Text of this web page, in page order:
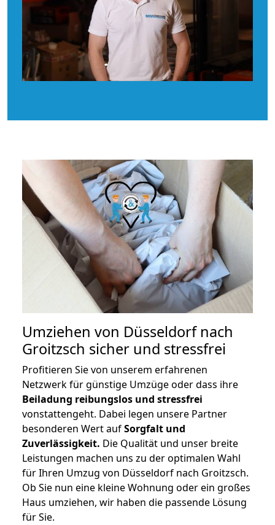
Umziehen von Düsseldorf nach
Groitzsch sicher und stressfrei
Profitieren Sie von unserem erfahrenen
Netzwerk für günstige Umzüge oder dass ihre
Beiladung reibungslos und stressfrei
vonstattengeht. Dabei legen unsere Partner
besonderen Wert aufSorgfalt und
Zuverlässigkeit. Die Qualität und unser breite
Leistungen machen uns zu der optimalen Wahl
für Ihren Umzug von Düsseldorf nach Groitzsch.
Ob Sie nun eine kleine Wohnung oder ein großes
Haus umziehen, wir haben die passende Lösung
für Sie.